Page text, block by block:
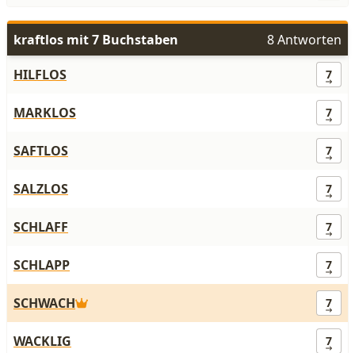
kraftlos mit 7 Buchstaben
8 Antworten
HILFLOS
7
MARKLOS 7
SAFTLOS 7
SALZLOS 7
SCHLAFF 7
SCHLAPP 7
SCHWACH 7
WACKLIG 7